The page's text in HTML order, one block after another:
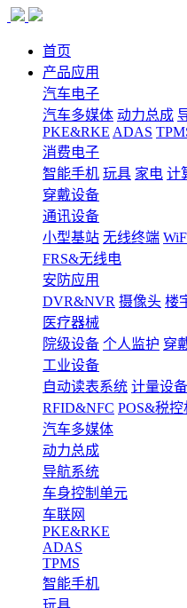
首页
产品应用
汽车电子
汽车多媒体 动力总成
PKE&RKE ADAS
消费电子
智能手机 玩具 家电 计
穿戴设备
通讯设备
小型基站 无线终端
FRS&无线电
安防应用
DVR&NVR 摄像头 楼
医疗器械
院级设备 个人监护 穿
工业设备
自动读表系统 计量设备
RFID&NFC POS&税控
汽车多媒体
动力总成
导航系统
车身控制单元
车联网
PKE&RKE
ADAS
TPMS
智能手机
玩具